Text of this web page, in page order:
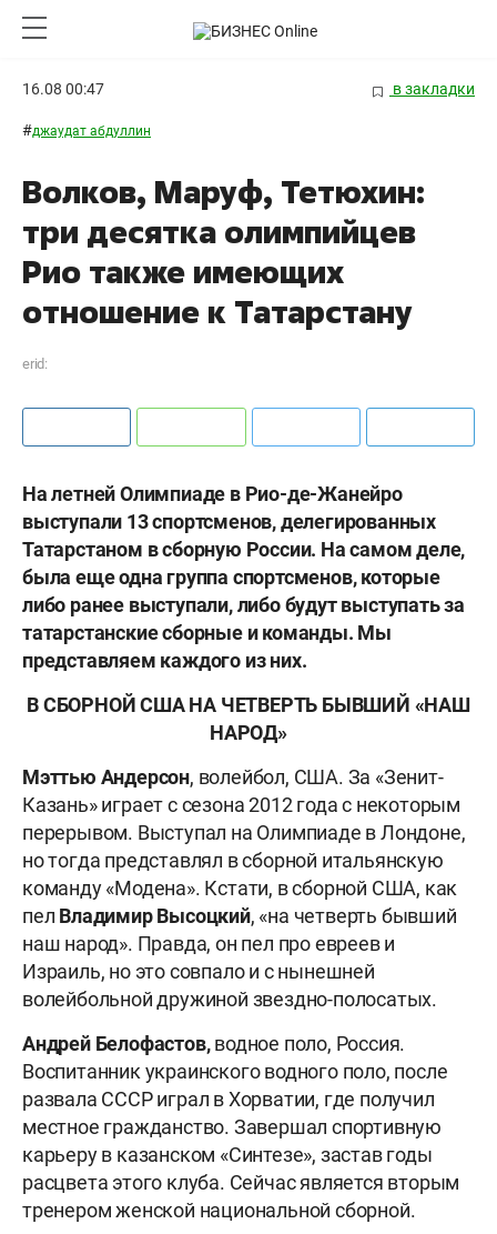
16.08 00:47 в закладки
#джаудат абдуллин
Волков, Маруф, Тетюхин:
три десятка олимпийцев
Рио также имеющих
отношение к Татарстану
erid:
На летней Олимпиаде в Рио-де-Жанейро
выступали 13 спортсменов, делегированных
Татарстаном в сборную России. На самом деле,
была еще одна группа спортсменов, которые
либо ранее выступали, либо будут выступать за
татарстанские сборные и команды. Мы
представляем каждого из них.
В СБОРНОЙ США НА ЧЕТВЕРТЬ БЫВШИЙ «НАШ
НАРОД»
Мэттью Андерсон, волейбол, США. За «Зенит-
Казань» играет с сезона 2012 года с некоторым
перерывом. Выступал на Олимпиаде в Лондоне,
но тогда представлял в сборной итальянскую
команду «Модена». Кстати, в сборной США, как
пел Владимир Высоцкий, «на четверть бывший
наш народ». Правда, он пел про евреев и
Израиль, но это совпало и с нынешней
волейбольной дружиной звездно-полосатых.
Андрей Белофастов,водное поло, Россия.
Воспитанник украинского водного поло, после
развала СССР играл в Хорватии, где получил
местное гражданство. Завершал спортивную
карьеру в казанском «Синтезе», застав годы
расцвета этого клуба. Сейчас является вторым
тренером женской национальной сборной.